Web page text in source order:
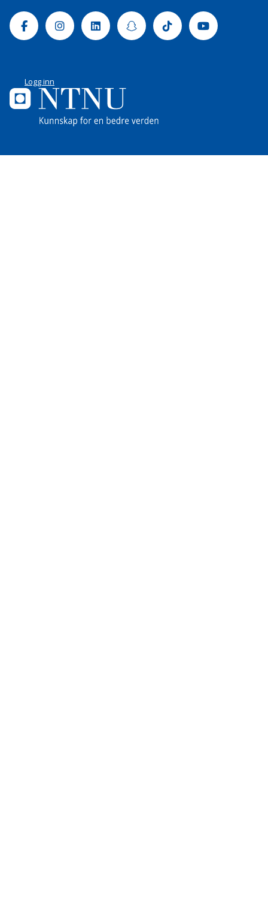
FacebookInstagramLinkedinSnapchatTiktok Youtube
Logg inn